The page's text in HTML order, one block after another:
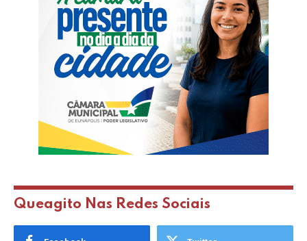
Queagito Nas Redes Sociais